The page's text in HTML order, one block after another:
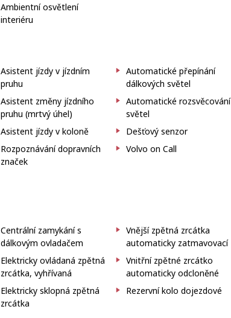
Ambientní osvětlení
interiéru
Asistent jízdy v jízdním
pruhu
Asistent změny jízdního
pruhu (mrtvý úhel)
Asistent jízdy v koloně
Rozpoznávání dopravních
značek
Automatické přepínání
dálkových světel
Automatické rozsvěcování
světel
Dešťový senzor
Volvo on Call
Centrální zamykání s
dálkovým ovladačem
Elektricky ovládaná zpětná
zrcátka, vyhřívaná
Elektricky sklopná zpětná
zrcátka
Vnější zpětná zrcátka
automaticky zatmavovací
Vnitřní zpětné zrcátko
automaticky odcloněné
Rezervní kolo dojezdové